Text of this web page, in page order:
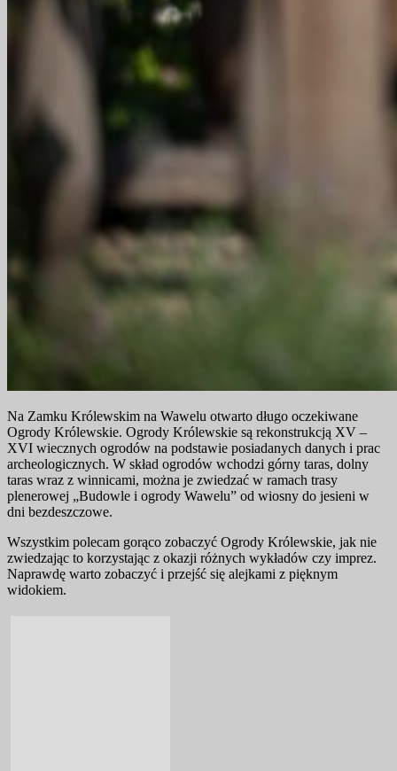
Na Zamku Królewskim na Wawelu otwarto długo oczekiwane
Ogrody Królewskie. Ogrody Królewskie są rekonstrukcją XV –
XVI wiecznych ogrodów na podstawie posiadanych danych i prac
archeologicznych. W skład ogrodów wchodzi górny taras, dolny
taras wraz z winnicami, można je zwiedzać w ramach trasy
plenerowej „Budowle i ogrody Wawelu” od wiosny do jesieni w
dni bezdeszczowe.
Wszystkim polecam gorąco zobaczyć Ogrody Królewskie, jak nie
zwiedzając to korzystając z okazji różnych wykładów czy imprez.
Naprawdę warto zobaczyć i przejść się alejkami z pięknym
widokiem.